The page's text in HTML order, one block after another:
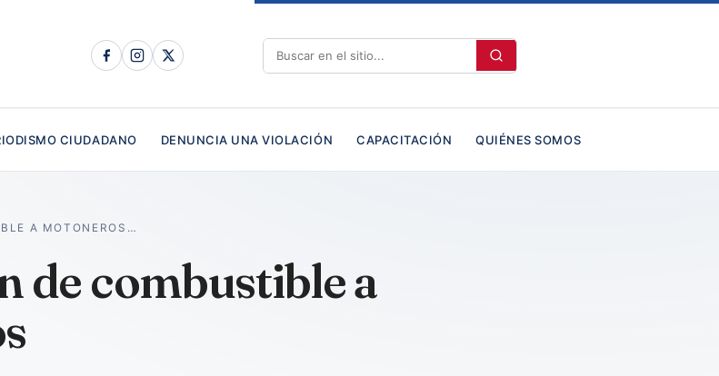
CIUDADANO DENUNCIA UNA VIOLACIÓN CAPACITACIÓN QUIÉNES SOMOS
A MOTONEROS…
de combustible a